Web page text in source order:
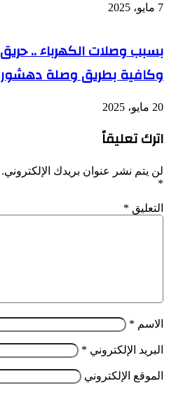
7 مايو، 2025
بسبب وصلات الكهرباء ..
وكافية بطريق وصلة دهشور
20 مايو، 2025
اترك تعليقاً
لن يتم نشر عنوان بريدك الإلكتروني.
*
التعليق *
الاسم *
البريد الإلكتروني *
الموقع الإلكتروني